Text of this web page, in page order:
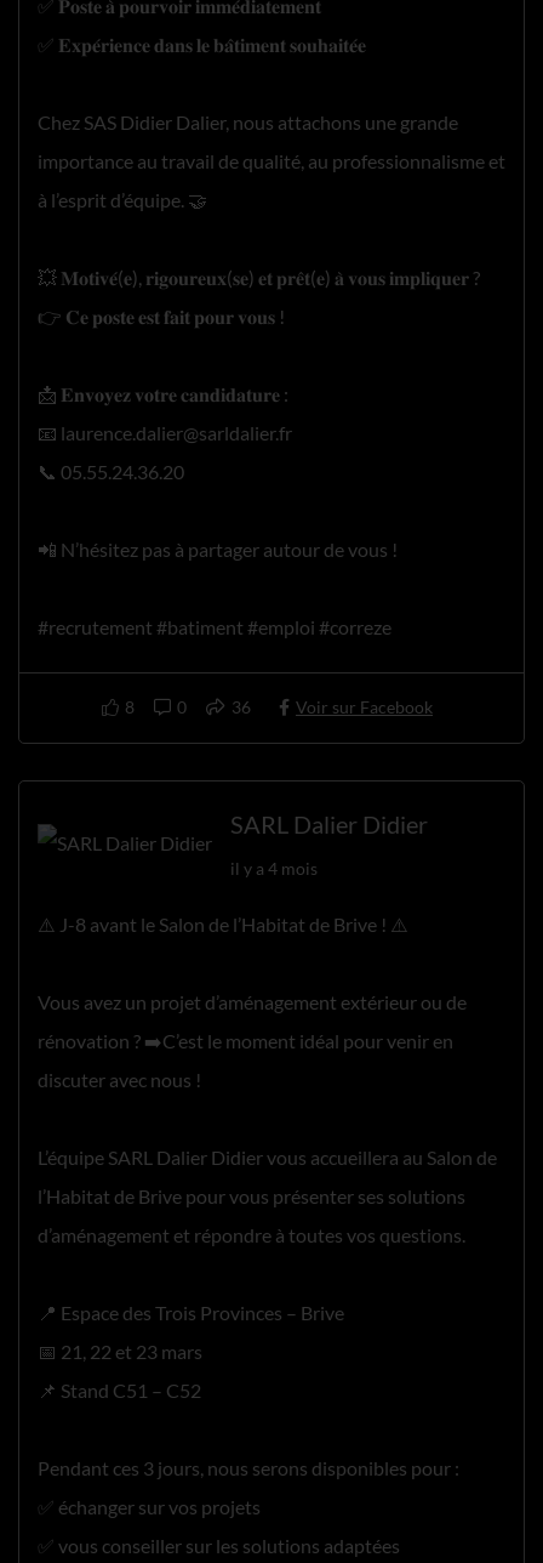
✅ 𝐏𝐨𝐬𝐭𝐞 𝐚̀ 𝐩𝐨𝐮𝐫𝐯𝐨𝐢𝐫 𝐢𝐦𝐦𝐞́𝐝𝐢𝐚𝐭𝐞𝐦𝐞𝐧𝐭
✅ 𝐄𝐱𝐩𝐞́𝐫𝐢𝐞𝐧𝐜𝐞 𝐝𝐚𝐧𝐬 𝐥𝐞 𝐛𝐚̂𝐭𝐢𝐦𝐞𝐧𝐭 𝐬𝐨𝐮𝐡𝐚𝐢𝐭𝐞́𝐞
Chez SAS Didier Dalier, nous attachons une grande
importance au travail de qualité, au professionnalisme et
à l’esprit d’équipe. 🤝
💥 𝐌𝐨𝐭𝐢𝐯𝐞́(𝐞), 𝐫𝐢𝐠𝐨𝐮𝐫𝐞𝐮𝐱(𝐬𝐞) 𝐞𝐭 𝐩𝐫𝐞̂𝐭(𝐞) 𝐚̀ 𝐯𝐨𝐮𝐬 𝐢𝐦𝐩𝐥𝐢𝐪𝐮𝐞𝐫 ?
👉 𝐂𝐞 𝐩𝐨𝐬𝐭𝐞 𝐞𝐬𝐭 𝐟𝐚𝐢𝐭 𝐩𝐨𝐮𝐫 𝐯𝐨𝐮𝐬 !
📩 𝐄𝐧𝐯𝐨𝐲𝐞𝐳 𝐯𝐨𝐭𝐫𝐞 𝐜𝐚𝐧𝐝𝐢𝐝𝐚𝐭𝐮𝐫𝐞 :
📧 laurence.dalier@sarldalier.fr
📞 05.55.24.36.20
📲 N’hésitez pas à partager autour de vous !
#recrutement #batiment #emploi #correze
8 0 36 Voir sur Facebook
SARL Dalier Didier
il y a 4 mois
⚠️ J-8 avant le Salon de l’Habitat de Brive ! ⚠️
Vous avez un projet d’aménagement extérieur ou de
rénovation ? ➡️C’est le moment idéal pour venir en
discuter avec nous !
L’équipe SARL Dalier Didier vous accueillera au Salon de
l’Habitat de Brive pour vous présenter ses solutions
d’aménagement et répondre à toutes vos questions.
📍 Espace des Trois Provinces – Brive
📅 21, 22 et 23 mars
📌 Stand C51 – C52
Pendant ces 3 jours, nous serons disponibles pour :
✅ échanger sur vos projets
✅ vous conseiller sur les solutions adaptées